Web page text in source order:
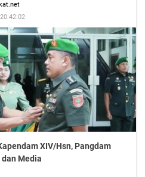
XIV/Hsn, Pangdam
Media